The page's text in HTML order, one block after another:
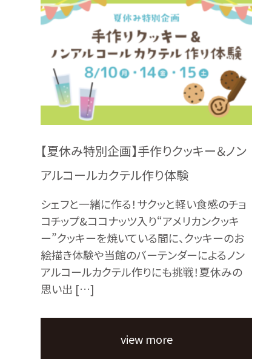
【夏休み特別企画】手作りクッキー＆ノン
アルコールカクテル作り体験
シェフと一緒に作る！サクッと軽い食感のチョ
コチップ&ココナッツ入り“アメリカンクッキ
ー”クッキーを焼いている間に、クッキーのお
絵描き体験や当館のバーテンダーによるノン
アルコールカクテル作りにも挑戦！夏休みの
思い出 […]
view more